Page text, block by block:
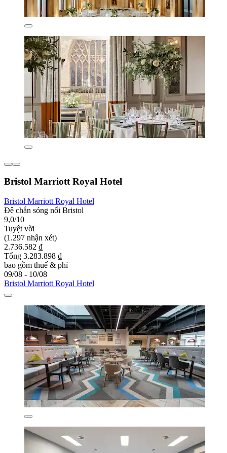
Bristol Marriott Royal Hotel
Bristol Marriott Royal Hotel
Đê chắn sóng nổi Bristol
9,0/10
Tuyệt vời
(1.297 nhận xét)
2.736.582 ₫
Tổng 3.283.898 ₫
bao gồm thuế & phí
09/08 - 10/08
Bristol Marriott Royal Hotel